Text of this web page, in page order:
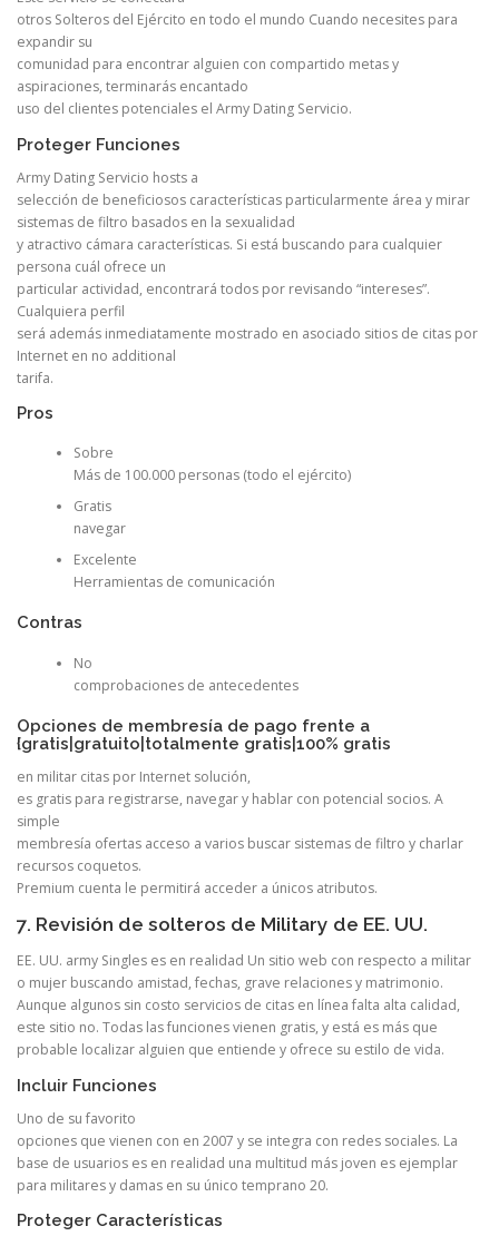
otros Solteros del Ejército en todo el mundo Cuando necesites para
expandir su
comunidad para encontrar alguien con compartido metas y
aspiraciones, terminarás encantado
uso del clientes potenciales el Army Dating Servicio.
Proteger Funciones
Army Dating Servicio hosts a
selección de beneficiosos características particularmente área y mirar
sistemas de filtro basados ​​en la sexualidad
y atractivo cámara características. Si está buscando para cualquier
persona cuál ofrece un
particular actividad, encontrará todos por revisando “intereses”.
Cualquiera perfil
será además inmediatamente mostrado en asociado sitios de citas por
Internet en no additional
tarifa.
Pros
Sobre
Más de 100.000 personas (todo el ejército)
Gratis
navegar
Excelente
Herramientas de comunicación
Contras
No
comprobaciones de antecedentes
Opciones de membresía de pago frente a
{gratis|gratuito|totalmente gratis|100% gratis
en militar citas por Internet solución,
es gratis para registrarse, navegar y hablar con potencial socios. A
simple
membresía ofertas acceso a varios buscar sistemas de filtro y charlar
recursos coquetos.
Premium cuenta le permitirá acceder a únicos atributos.
7. Revisión de solteros de Military de EE. UU.
EE. UU. army Singles es en realidad Un sitio web con respecto a militar
o mujer buscando amistad, fechas, grave relaciones y matrimonio.
Aunque algunos sin costo servicios de citas en línea falta alta calidad,
este sitio no. Todas las funciones vienen gratis, y está es más que
probable localizar alguien que entiende y ofrece su estilo de vida.
Incluir Funciones
Uno de su favorito
opciones que vienen con en 2007 y se integra con redes sociales. La
base de usuarios es en realidad una multitud más joven es ejemplar
para militares y damas en su único temprano 20.
Proteger Características